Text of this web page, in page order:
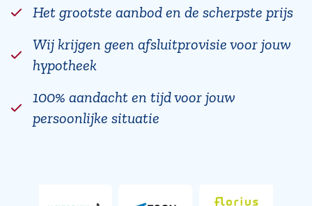
Het grootste aanbod en de scherpste prijs
Wij krijgen geen afsluitprovisie voor jouw
hypotheek
100% aandacht en tijd voor jouw
persoonlijke situatie